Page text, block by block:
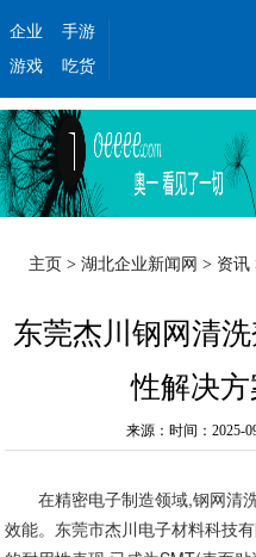
企业
手游
游戏
吃货
主页 >湖北企业新闻网 > 资讯
东莞杰川钢网清
性解决方
来源：时间：2025-
在精密电子制造领域,钢网清
效能。东莞市杰川电子材料科技